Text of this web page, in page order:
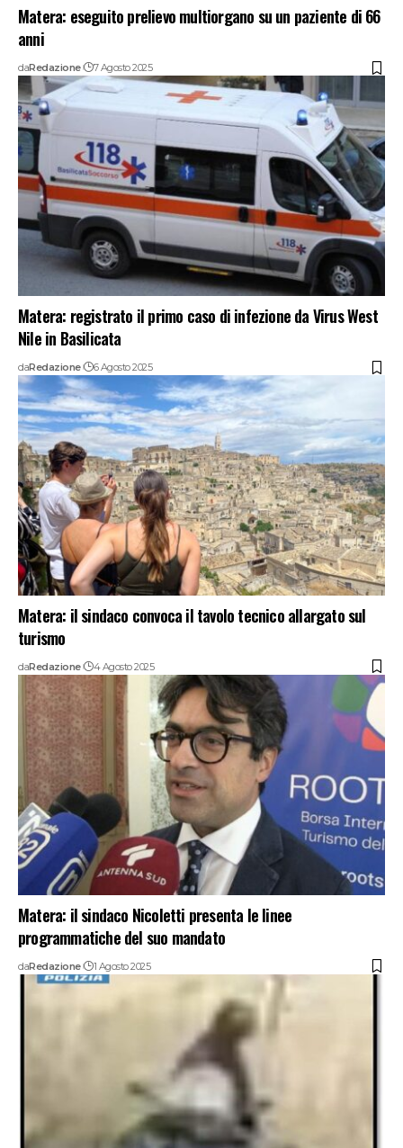
Matera: eseguito prelievo multiorgano su un paziente di 66
anni
daRedazione 7 Agosto 2025
Matera: registrato il primo caso di infezione da Virus West
Nile in Basilicata
daRedazione 6 Agosto 2025
Matera: il sindaco convoca il tavolo tecnico allargato sul
turismo
daRedazione 4 Agosto 2025
Matera: il sindaco Nicoletti presenta le linee
programmatiche del suo mandato
daRedazione 1 Agosto 2025